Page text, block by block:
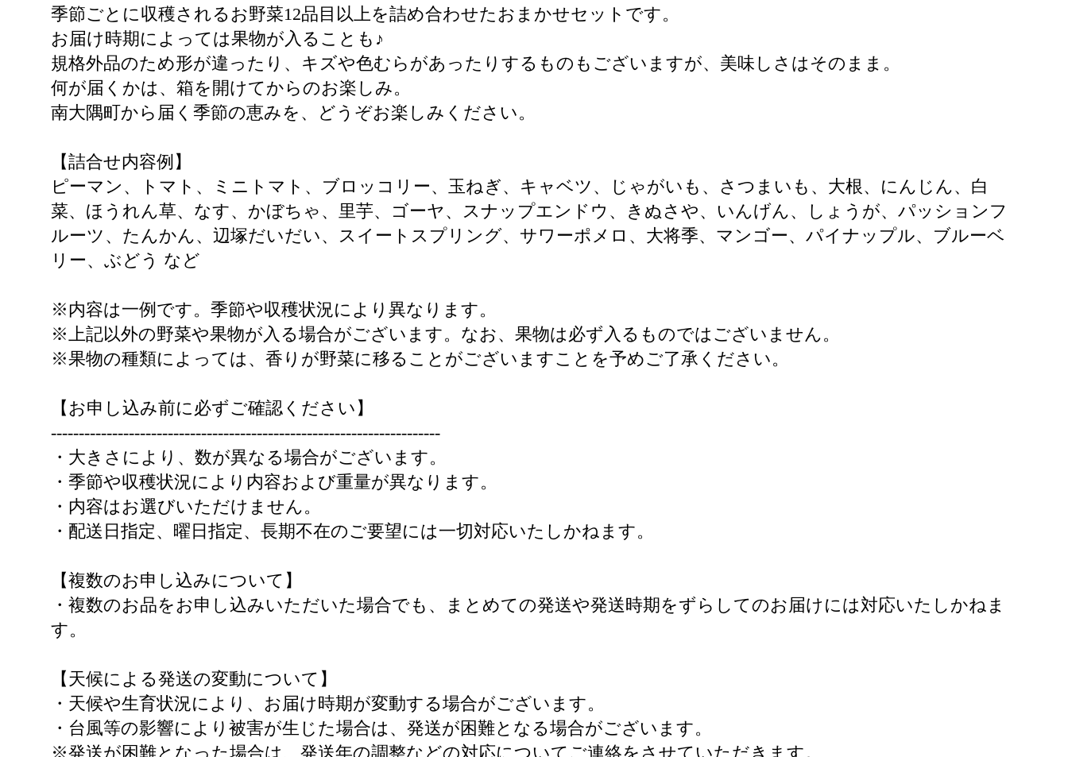
季節ごとに収穫されるお野菜12品目以上を詰め合わせたおまかせセットです。
お届け時期によっては果物が入ることも♪
規格外品のため形が違ったり、キズや色むらがあったりするものもございますが、美味しさはそのまま。
何が届くかは、箱を開けてからのお楽しみ。
南大隅町から届く季節の恵みを、どうぞお楽しみください。
【詰合せ内容例】
ピーマン、トマト、ミニトマト、ブロッコリー、玉ねぎ、キャベツ、じゃがいも、さつまいも、大根、にんじん、白
菜、ほうれん草、なす、かぼちゃ、里芋、ゴーヤ、スナップエンドウ、きぬさや、いんげん、しょうが、パッションフ
ルーツ、たんかん、辺塚だいだい、スイートスプリング、サワーポメロ、大将季、マンゴー、パイナップル、ブルーベ
リー、ぶどう など
※内容は一例です。季節や収穫状況により異なります。
※上記以外の野菜や果物が入る場合がございます。なお、果物は必ず入るものではございません。
※果物の種類によっては、香りが野菜に移ることがございますことを予めご了承ください。
【お申し込み前に必ずご確認ください】
----------------------------------------------------------------------
・大きさにより、数が異なる場合がございます。
・季節や収穫状況により内容および重量が異なります。
・内容はお選びいただけません。
・配送日指定、曜日指定、長期不在のご要望には一切対応いたしかねます。
【複数のお申し込みについて】
・複数のお品をお申し込みいただいた場合でも、まとめての発送や発送時期をずらしてのお届けには対応いたしかねま
す。
【天候による発送の変動について】
・天候や生育状況により、お届け時期が変動する場合がございます。
・台風等の影響により被害が生じた場合は、発送が困難となる場合がございます。
※発送が困難となった場合は、発送年の調整などの対応についてご連絡をさせていただきます。